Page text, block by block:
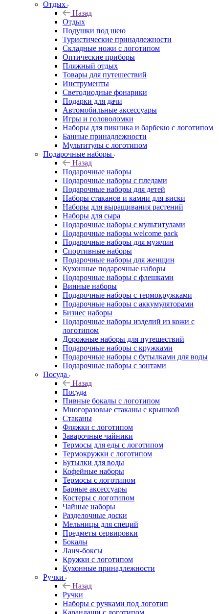
Отдых
Назад
Отдых
Подушки под шею
Туристические принадлежности
Складные ножи с логотипом
Оптические приборы
Пляжный отдых
Товары для путешествий
Инструменты
Светодиодные фонарики
Подарки для дачи
Автомобильные аксессуары
Игры и головоломки
Наборы для пикника и барбекю с логотипом
Банные принадлежности
Мультитулы с логотипом
Подарочные наборы
Назад
Подарочные наборы
Подарочные наборы с пледами
Подарочные наборы для детей
Наборы стаканов и камни для виски
Наборы для выращивания растений
Наборы для сыра
Подарочные наборы с мультитулами
Подарочные наборы welcome pack
Подарочные наборы для мужчин
Спортивные наборы
Подарочные наборы для женщин
Кухонные подарочные наборы
Подарочные наборы с флешками
Винные наборы
Подарочные наборы с термокружками
Подарочные наборы с аккумуляторами
Бизнес наборы
Подарочные наборы изделий из кожи с
логотипом
Дорожные наборы для путешествий
Подарочные наборы с кружками
Подарочные наборы с бутылками для воды
Подарочные наборы с зонтами
Посуда
Назад
Посуда
Пивные бокалы с логотипом
Многоразовые стаканы с крышкой
Стаканы
Фляжки с логотипом
Заварочные чайники
Термосы для еды с логотипом
Термокружки с логотипом
Бутылки для воды
Кофейные наборы
Термосы с логотипом
Барные аксессуары
Костеры с логотипом
Чайные наборы
Разделочные доски
Мельницы для специй
Предметы сервировки
Бокалы
Ланч-боксы
Кружки с логотипом
Кухонные принадлежности
Ручки
Назад
Ручки
Наборы с ручками под логотип
Карандаши с логотипом